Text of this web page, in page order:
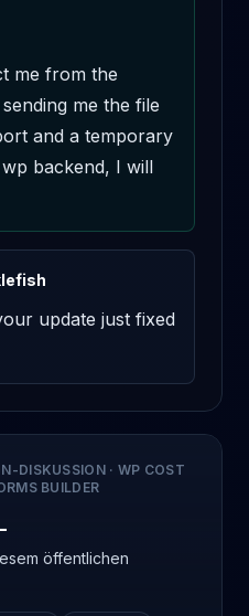
me from the
me the file
and a temporary
backend, I will
update just fixed
DISKUSSION· WP COST
BUILDER
öffentlichen